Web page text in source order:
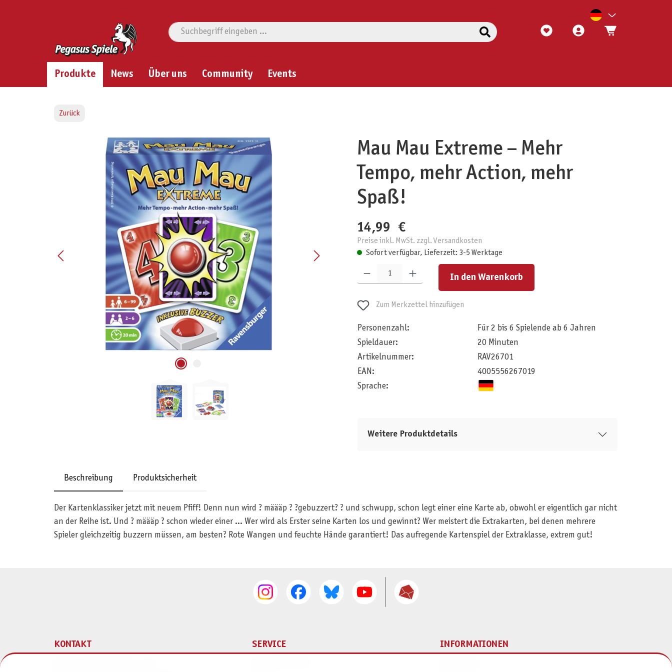
Produkte News Über uns Community Events
Zurück
Bildergalerie überspringen
Mau Mau Extreme – Mehr
Tempo, mehr Action, mehr
Spaß!
14,99 €
Preise inkl. MwSt. zzgl. Versandkosten
Sofort verfügbar, Lieferzeit: 3-5 Werktage
In den Warenkorb
Zum Merkzettel hinzufügen
Personenzahl:
Für 2 bis 6 Spielende ab 6 Jahren
Spieldauer:
20 Minuten
Artikelnummer:
RAV26701
EAN:
4005556267019
Sprache:
Weitere Produktdetails
Beschreibung Produktsicherheit
Der Kartenklassiker jetzt mit neuem Pfiff! Denn nun wird ? määäp ? ?gebuzzert? ? und schwupp, schon legt einer eine Karte ab, obwohl er eigentlich gar nicht
an der Reihe ist. Und ? määäp ? schon wieder einer ... Wer wird als Erster seine Karten los und gewinnt? Wer meistert die Extrakarten, bei denen mehrere
Spieler gleichzeitig buzzern müssen, am besten? Rote Wangen und feuchte Hände garantiert! Das aufregende Kartenspiel der Extraklasse, extrem gut!
KONTAKT SERVICE INFORMATIONEN